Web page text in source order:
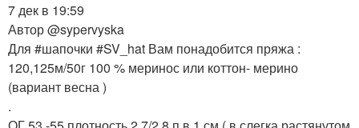
7 дек в 19:59
Автор @sypervyska
Для #шапочки #SV_hat Вам понадобится пряжа :
120,125м/50г 100 % меринос или коттон- мерино
(вариант весна )
.